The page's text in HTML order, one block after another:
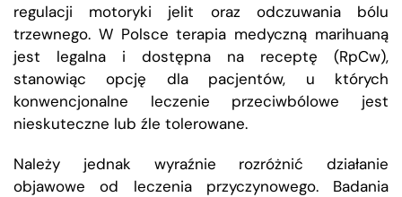
regulacji motoryki jelit oraz odczuwania bólu
trzewnego. W Polsce terapia medyczną marihuaną
jest legalna i dostępna na receptę (RpCw),
stanowiąc opcję dla pacjentów, u których
konwencjonalne leczenie przeciwbólowe jest
nieskuteczne lub źle tolerowane.
Należy jednak wyraźnie rozróżnić działanie
objawowe od leczenia przyczynowego. Badania